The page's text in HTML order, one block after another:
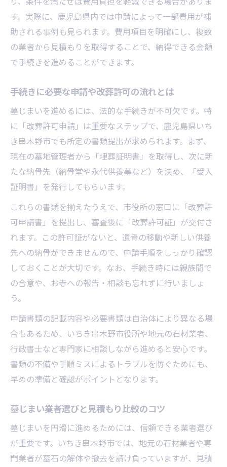
す。実際に、鹿児島県内では申請によって一部費用が補
助される事例も見られます。費用項目を明確にし、複数
の業者から見積もりを取得することで、納得できる金額
で手続きを進めることができます。
手続きに必要な申請や改葬許可の流れとは
墓じまいを進めるには、法的な手続きが不可欠です。特
に「改葬許可申請」は重要なステップで、鹿児島県いち
き串木野市でも所定の書類提出が求められます。まず、
現在の墓地管理者から「埋葬証明書」を取得し、次に新
たな納骨先（納骨堂や永代供養墓など）を決め、「受入
証明書」を発行してもらいます。
これらの書類を揃えたうえで、市役所の窓口に「改葬許
可申請書」を提出し、審査後に「改葬許可証」が交付さ
れます。この許可証がないと、遺骨の移動や新しい供養
先への納骨ができませんので、申請手順をしっかり確認
しておくことが大切です。なお、手続き時には親族間で
の合意や、お寺への報告・相談も忘れずに行いましょ
う。
申請書類の記載内容や必要書類は自治体により異なる場
合もあるため、いちき串木野市役所や地元の石材業者、
行政書士など専門家に相談しながら進めると安心です。
書類の不備や手順ミスによるトラブルを防ぐためにも、
早めの準備と確認がポイントとなります。
墓じまい業者選びと見積もり比較のコツ
墓じまいを円滑に進めるためには、信頼できる業者選び
が重要です。いちき串木野市では、地元の石材業者や専
門業者が墓石の解体や撤去を請け負っていますが、見積